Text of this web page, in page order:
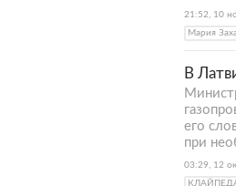
21:52, 10
Мария
В
его
при
03:29, 12